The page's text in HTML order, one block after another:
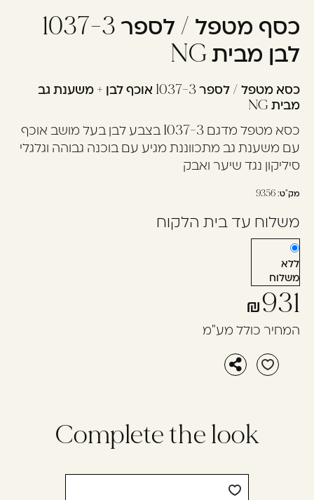
עוד לא נרשמתם? יאללה,
תצטרפו!
להרשמה
כסף מטפל / לספר 1037-3
לבן מבית NG
כסא מטפל / לספר 1037-3 אוכף לבן + משענת גב
מבית NG
כסא מטפל מדגם 1037-3 בצבע לבן בעל מושב אוכף
עם משענת גב מתכווננת מגיע עם בוכנה גבוהה וגלגלי
סיליקון נגד שיער ואבק
מק"ט:9356
משלוח עד בית הלקוח
ללא
משלוח
931
המחיר כולל מע"מ
Complete the look